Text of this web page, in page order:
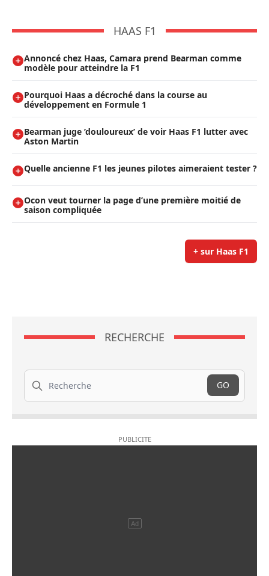
HAAS F1
Annoncé chez Haas, Camara prend Bearman comme
modèle pour atteindre la F1
Pourquoi Haas a décroché dans la course au
développement en Formule 1
Bearman juge ’douloureux’ de voir Haas F1 lutter avec
Aston Martin
Quelle ancienne F1 les jeunes pilotes aimeraient tester ?
Ocon veut tourner la page d’une première moitié de
saison compliquée
+ sur Haas F1
RECHERCHE
Recherche
GO